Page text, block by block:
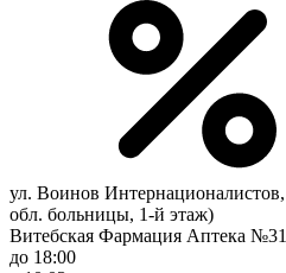
ул. Воинов
обл. больницы, 1-й этаж)
Витебская Фармация Аптека
до 18:00